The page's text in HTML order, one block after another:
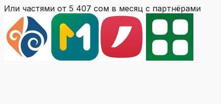
Или частями от 5 407 сом в месяц с партнёрами